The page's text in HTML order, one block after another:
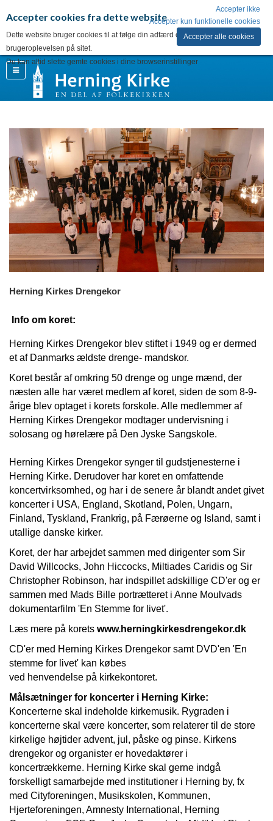
Herning Kirkes Drengekor
Info om koret:
Herning Kirkes Drengekor blev stiftet i 1949 og er dermed
et af Danmarks ældste drenge- mandskor.
Koret består af omkring 50 drenge og unge mænd, der
næsten alle har været medlem af koret, siden de som 8-9-
årige blev optaget i korets forskole. Alle medlemmer af
Herning Kirkes Drengekor modtager undervisning i
solosang og hørelære på Den Jyske Sangskole.
Herning Kirkes Drengekor synger til gudstjenesterne i
Herning Kirke. Derudover har koret en omfattende
koncertvirksomhed, og har i de senere år blandt andet givet
koncerter i USA, England, Skotland, Polen, Ungarn,
Finland, Tyskland, Frankrig, på Færøerne og Island, samt i
utallige danske kirker.
Koret, der har arbejdet sammen med dirigenter som Sir
David Willcocks, John Hiccocks, Miltiades Caridis og Sir
Christopher Robinson, har indspillet adskillige CD'er og er
sammen med Mads Bille portrætteret i Anne Moulvads
dokumentarfilm 'En Stemme for livet'.
Læs mere på korets www.herningkirkesdrengekor.dk
CD'er med Herning Kirkes Drengekor samt DVD'en 'En
stemme for livet' kan købes
ved henvendelse på kirkekontoret.
Målsætninger for koncerter i Herning Kirke:
Koncerterne skal indeholde kirkemusik. Rygraden i
koncerterne skal være koncerter, som relaterer til de store
kirkelige højtider advent, jul, påske og pinse. Kirkens
drengekor og organister er hovedaktører i
koncertrækkerne. Herning Kirke skal gerne indgå
forskelligt samarbejde med institutioner i Herning by, fx
med Cityforeningen, Musikskolen, Kommunen,
Hjerteforeningen, Amnesty International, Herning
Accepter cookies fra dette website
Dette website bruger cookies til at følge din adfærd og for at forbedre
brugeroplevelsen på sitet.
Du kan altid slette gemte cookies i dine browserinstillinger
Accepter ikke
Accepter kun funktionelle cookies
Accepter alle cookies